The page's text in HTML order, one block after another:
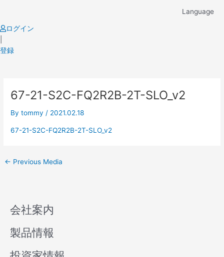
content
Language
ログイン
登録
67-21-S2C-FQ2R2B-2T-SLO_v2
Bytommy / 2021.02.18
67-21-S2C-FQ2R2B-2T-SLO_v2
navigation
← Previous Media
会社案内
製品情報